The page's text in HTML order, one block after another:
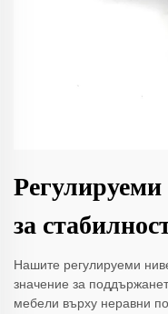
за
Нашите регулируеми
значение за
мебели върху неравни